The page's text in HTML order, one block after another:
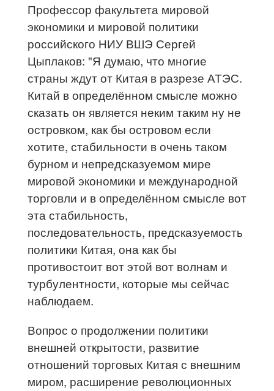
Профессор факультета мировой
экономики и мировой политики
российского НИУ ВШЭ Сергей
Цыплаков: "Я думаю, что многие
страны ждут от Китая в разрезе АТЭС.
Китай в определённом смысле можно
сказать он является неким таким ну не
островком, как бы островом если
хотите, стабильности в очень таком
бурном и непредсказуемом мире
мировой экономики и международной
торговли и в определённом смысле вот
эта стабильность,
последовательность, предсказуемость
политики Китая, она как бы
противостоит вот этой вот волнам и
турбулентности, которые мы сейчас
наблюдаем.
Вопрос о продолжении политики
внешней открытости, развитие
отношений торговых Китая с внешним
миром, расширение революционных